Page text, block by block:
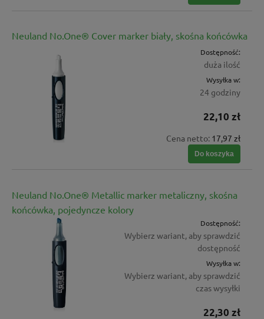
Neuland No.One® Cover marker biały, skośna końcówka
Dostępność:
duża ilość
Wysyłka w:
24 godziny
22,10 zł
Cena netto: 17,97 zł
Do koszyka
Neuland No.One® Metallic marker metaliczny, skośna
końcówka, pojedyncze kolory
Dostępność:
Wybierz wariant, aby sprawdzić
dostępność
Wysyłka w:
Wybierz wariant, aby sprawdzić
czas wysyłki
22,30 zł